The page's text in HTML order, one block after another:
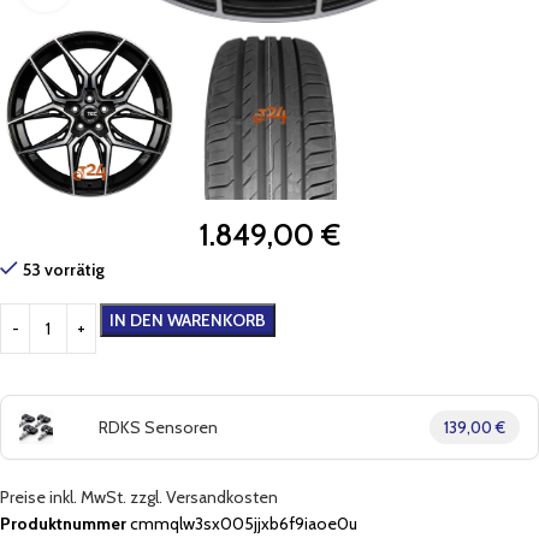
1.849,00 €
53 vorrätig
IN DEN WARENKORB
RDKS Sensoren 139,00 €
Preise inkl. MwSt. zzgl. Versandkosten
Produktnummercmmqlw3sx005jjxb6f9iaoe0u